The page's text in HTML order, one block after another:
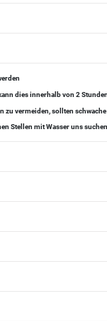
dies innerhalb von 2
zu vermeiden, sollten
Stellen mit Wasser uns